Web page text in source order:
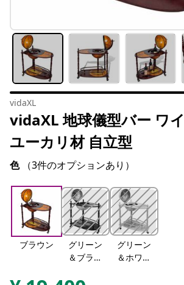
vidaXL
vidaXL 地球儀型バー ワ
ユーカリ材 自立型
色 （3件のオプションあり）
ブラウン
グリーン
＆ブラウ
グリーン
＆ホワイ